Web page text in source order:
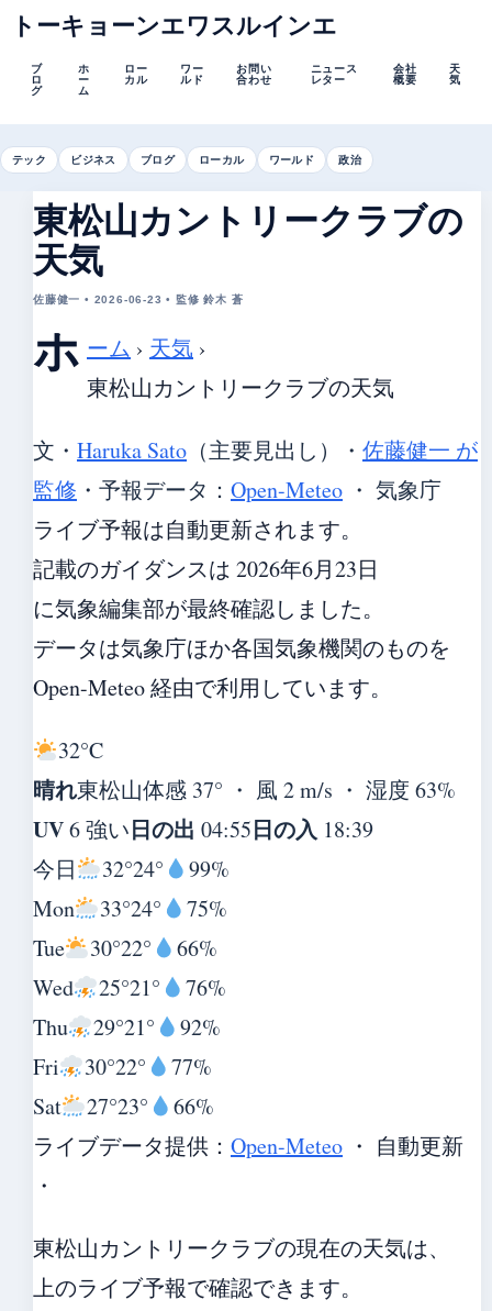
トーキョーンエワスルインエ
ブ
ロ
グ
ホ
ー
ム
ロー
カル
ワー
ルド
お問い
合わせ
ニュース
レター
会社
概要
天
気
テック ビジネス ブログ ローカル ワールド 政治
東松山カントリークラブの
天気
佐藤健一 • 2026-06-23 • 監修 鈴木 蒼
ホ ーム › 天気 ›
東松山カントリークラブの天気
文・ Haruka Sato （主要見出し） ・ 佐藤健一 が
監修 ・ 予報データ： Open-Meteo ・ 気象庁
ライブ予報は自動更新されます。
記載のガイダンスは 2026年6月23日
に気象編集部が最終確認しました。
データは気象庁ほか各国気象機関のものを
Open-Meteo 経由で利用しています。
32°C
晴れ東松山体感 37° ・ 風 2 m/s ・ 湿度 63%
UV6 強い日の出 04:55日の入 18:39
今日
32°24°
99%
Mon
33°24°
75%
Tue
30°22°
66%
Wed
25°21°
76%
Thu
29°21°
92%
Fri
30°22°
77%
Sat
27°23°
66%
ライブデータ提供： Open-Meteo ・ 自動更新
・
東松山カントリークラブの現在の天気は、
上のライブ予報で確認できます。